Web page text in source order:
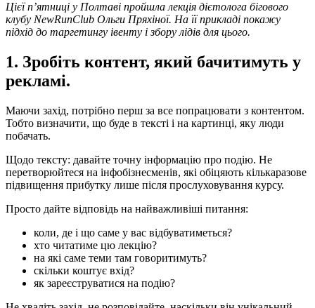
Цієї п’ятниці у Полтаві пройшла лекція дієтолога бігового
клубу NewRunClub Ольги Пряхіної. На її прикладі покажу
підхід до таргетингу івенту і збору лідів для цього.
1. Зробіть контент, який бачитимуть у
рекламі.
Маючи захід, потрібно перш за все попрацювати з контентом.
Тобто визначити, що буде в тексті і на картинці, яку люди
побачать.
Щодо тексту: давайте точну інформацію про подію. Не
перетворюйтеся на інфобізнесменів, які обіцяють кількаразове
підвищення прибутку лише після прослуховування курсу.
Просто дайте відповідь на найважливіші питання:
коли, де і що саме у вас відбуватиметься?
хто читатиме цю лекцію?
на які саме теми там говоритимуть?
скільки коштує вхід?
як зареєструватися на подію?